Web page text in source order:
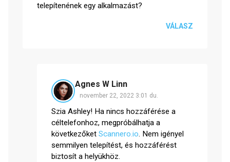
telepítenének egy alkalmazást?
VÁLASZ
Agnes W Linn
november 22, 2022 3:01 du.
Szia Ashley! Ha nincs hozzáférése a
céltelefonhoz, megpróbálhatja a
következőket Scannero.io. Nem igényel
semmilyen telepítést, és hozzáférést
biztosít a helyükhöz.